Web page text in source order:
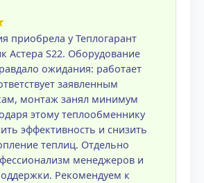
приобрела у Теплогарант
Астера S22. Оборудование
ожидания: работает
заявленным
монтаж занял минимум
этому теплообменнику
эффективность и снизить
теплиц. Отдельно
менеджеров и
Рекомендуем к